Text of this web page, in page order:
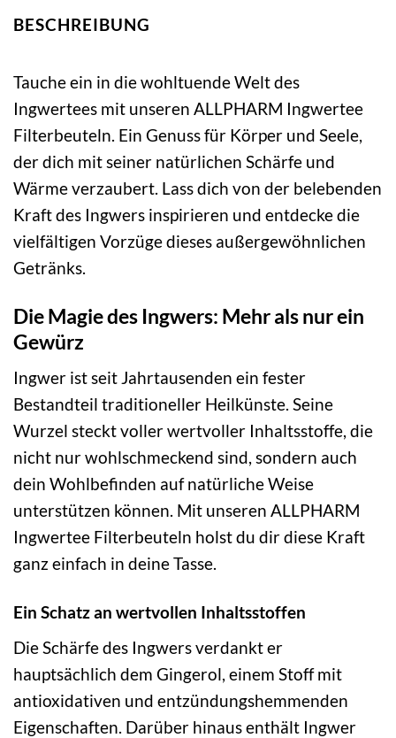
BESCHREIBUNG
Tauche ein in die wohltuende Welt des
Ingwertees mit unseren ALLPHARM Ingwertee
Filterbeuteln. Ein Genuss für Körper und Seele,
der dich mit seiner natürlichen Schärfe und
Wärme verzaubert. Lass dich von der belebenden
Kraft des Ingwers inspirieren und entdecke die
vielfältigen Vorzüge dieses außergewöhnlichen
Getränks.
Die Magie des Ingwers: Mehr als nur ein
Gewürz
Ingwer ist seit Jahrtausenden ein fester
Bestandteil traditioneller Heilkünste. Seine
Wurzel steckt voller wertvoller Inhaltsstoffe, die
nicht nur wohlschmeckend sind, sondern auch
dein Wohlbefinden auf natürliche Weise
unterstützen können. Mit unseren ALLPHARM
Ingwertee Filterbeuteln holst du dir diese Kraft
ganz einfach in deine Tasse.
Ein Schatz an wertvollen Inhaltsstoffen
Die Schärfe des Ingwers verdankt er
hauptsächlich dem Gingerol, einem Stoff mit
antioxidativen und entzündungshemmenden
Eigenschaften. Darüber hinaus enthält Ingwer